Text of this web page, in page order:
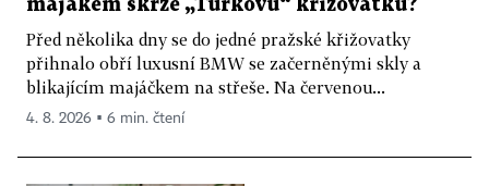
majákem skrze „Turkovu“ křižovatku?
Před několika dny se do jedné pražské křižovatky
přihnalo obří luxusní BMW se začerněnými skly a
blikajícím majáčkem na střeše. Na červenou...
4. 8. 2026 ▪ 6 min. čtení